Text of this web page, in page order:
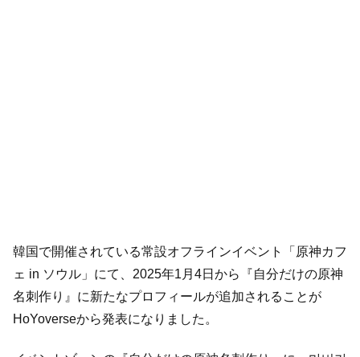
韓国で開催されている常設オフラインイベント「原神カフ
ェ in ソウル」にて、2025年1月4日から『自分だけの原神
名刺作り』に新たなプロフィールが追加されることが
HoYoverseから発表になりました。